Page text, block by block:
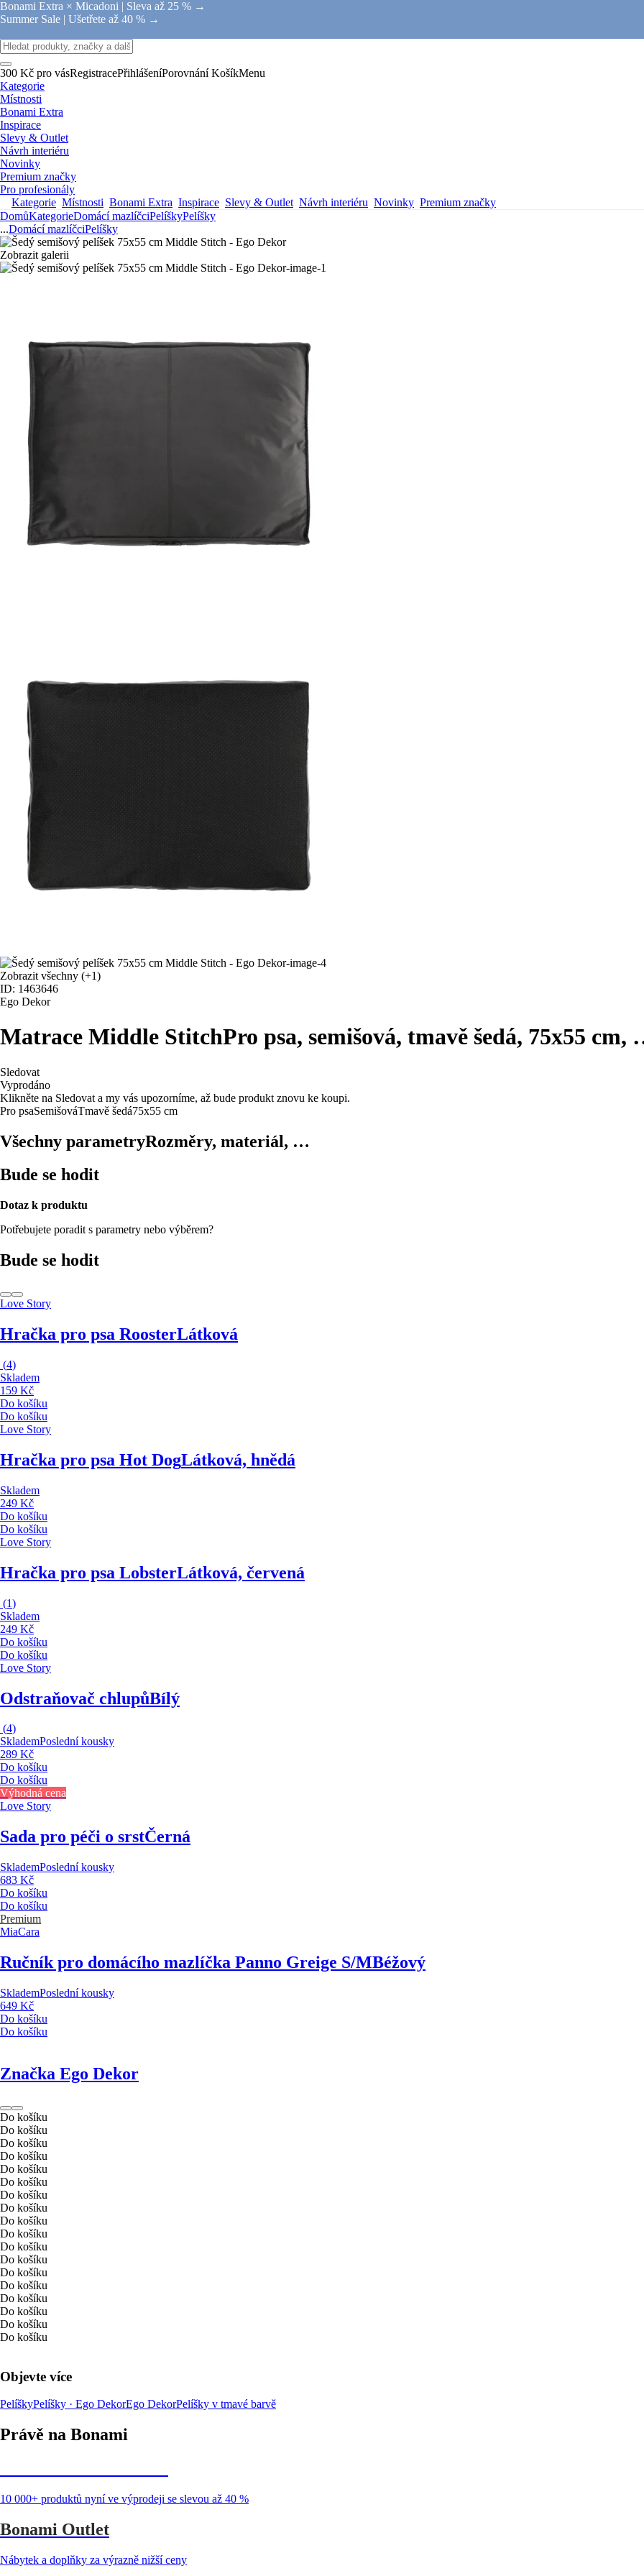
Bonami Extra × Micadoni | Sleva až 25 % →
Summer Sale | Ušetřete až 40 % →
300 Kč pro vásRegistracePřihlášeníPorovnání KošíkMenu
Kategorie
Místnosti
Bonami Extra
Inspirace
Slevy & Outlet
Návrh interiéru
Novinky
Premium značky
Pro profesionály
Kategorie Místnosti Bonami Extra Inspirace Slevy & Outlet Návrh interiéru Novinky Premium značky
DomůKategorieDomácí mazlíčciPelíškyPelíšky
...Domácí mazlíčciPelíšky
Zobrazit galerii
Zobrazit všechny (+1)
ID: 1463646
Ego Dekor
Matrace Middle StitchPro psa, semišová, tmavě šedá, 75x55 cm,
Sledovat
Vyprodáno
Klikněte na Sledovat a my vás upozorníme, až bude produkt znovu ke koupi.
Pro psaSemišováTmavě šedá75x55 cm
Všechny parametryRozměry, materiál, …
Bude se hodit
Dotaz k produktu
Potřebujete poradit s parametry nebo výběrem?
Bude se hodit
Love Story
Hračka pro psa RoosterLátková
(4)
Skladem
159 Kč
Do košíku
Do košíku
Love Story
Hračka pro psa Hot DogLátková, hnědá
Skladem
249 Kč
Do košíku
Do košíku
Love Story
Hračka pro psa LobsterLátková, červená
(1)
Skladem
249 Kč
Do košíku
Do košíku
Love Story
Odstraňovač chlupůBílý
(4)
SklademPoslední kousky
289 Kč
Do košíku
Do košíku
Výhodná cena
Love Story
Sada pro péči o srstČerná
SklademPoslední kousky
683 Kč
Do košíku
Do košíku
Premium
MiaCara
Ručník pro domácího mazlíčka Panno Greige S/MBéžový
SklademPoslední kousky
649 Kč
Do košíku
Do košíku
Značka Ego Dekor
Do košíku
Do košíku
Do košíku
Do košíku
Do košíku
Do košíku
Do košíku
Do košíku
Do košíku
Do košíku
Do košíku
Do košíku
Do košíku
Do košíku
Do košíku
Do košíku
Do košíku
Do košíku
Objevte více
PelíškyPelíšky · Ego DekorEgo DekorPelíšky v tmavé barvě
Právě na Bonami
10 000+ produktů nyní ve výprodeji se slevou až 40 %
Bonami Outlet
Nábytek a doplňky za výrazně nižší ceny